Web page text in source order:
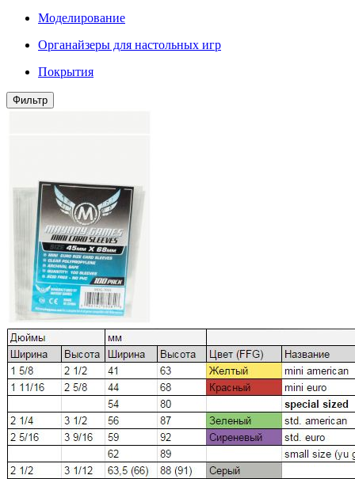
Моделирование
Органайзеры для настольных игр
Покрытия
Фильтр